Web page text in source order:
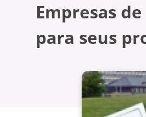
Empresas
para seus